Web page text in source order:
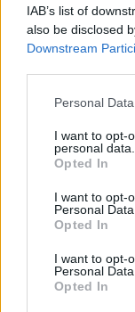
IAB’s list of
also be disclosed
Downstream
Please note that
not limited to your
grant or deny
use your data for
consent section.
Personal
I want to opt-
personal data.
Opted In
I want to opt-
Personal Data.
Opted In
I want to opt-
Personal
Opted In
Μετά την
των ενστάσεων,
πίνακες
του
Πότε
Μετά την
αποτελεσμάτων,